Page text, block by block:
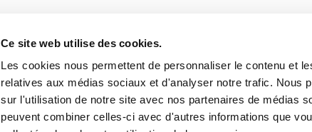
Ce site web utilise des cookies.
Les cookies nous permettent de personnaliser le contenu et
relatives aux médias sociaux et d'analyser notre trafic. Nous
sur l'utilisation de notre site avec nos partenaires de médias
peuvent combiner celles-ci avec d'autres informations que